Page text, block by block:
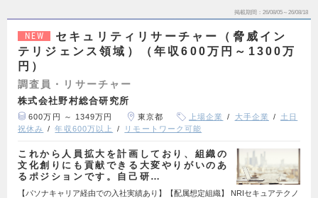
掲載期間 26/08/05～26/08/18
NEW
セキュリティリサーチャー（脅威イン
テリジェンス領域）（年収600万円～1300万
円）
調査員・リサーチャー
株式会社野村総合研究所
600万円 ～ 1349万円 東京都 上場企業 大手企業
土日
祝休み
年収600万以上 リモートワーク可能
これから人員拡大を計画しており、組織の
文化創りにも貢献できる大変やりがいのあ
るポジションです。自己研…
【パソナキャリア経由での入社実績あり】【配属想定組織】 NRIセキュアテクノ